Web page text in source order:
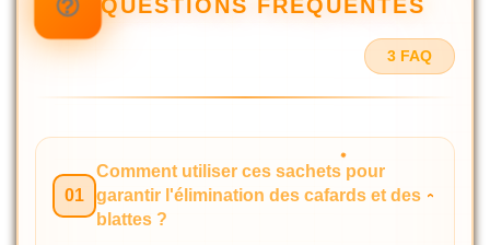
QUESTIONS FRÉQUENTES
3 FAQ
01
Comment utiliser ces sachets pour
garantir l'élimination des cafards et des
blattes ?